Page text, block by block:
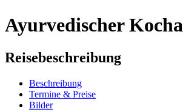
Ayurvedischer
Reisebeschreibung
Beschreibung
Termine & Preise
Bilder